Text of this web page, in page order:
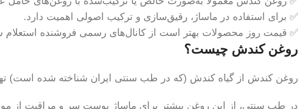
✅ برای استفاده در ماساژ، رقیق‌سازی و ترکیب اصولی اهمیت دارد.
✅ قیمت روز محصولات بهتر است از کانال‌های رسمی فروشنده استعلام
روغن کندش چیست؟
روغن کندش از گیاه کندش (که در طب سنتی ایران شناخته شده است)
در طب سنتی، از این روغن بیشتر برای ماساژ پوست سر و مراقبت از